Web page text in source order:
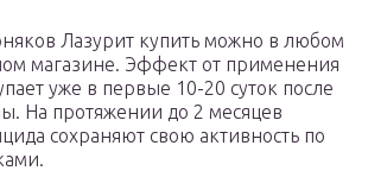
Лазурит купить можно в любом
магазине. Эффект от применения
уже в первые 10-20 суток после
На протяжении до 2 месяцев
сохраняют свою активность по